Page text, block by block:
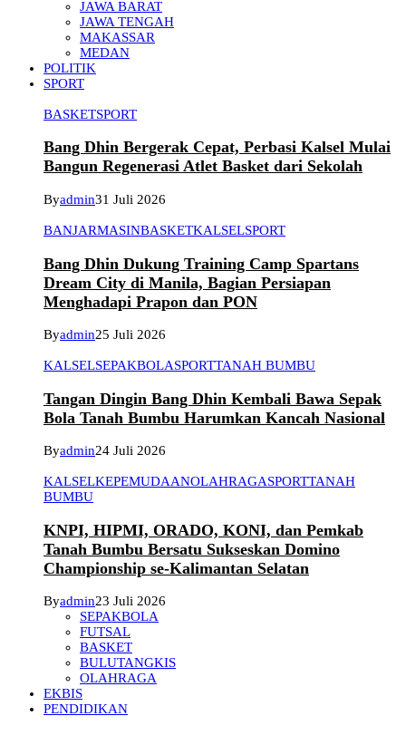
JAWA BARAT
JAWA TENGAH
MAKASSAR
MEDAN
POLITIK
SPORT
BASKETSPORT
Bang Dhin Bergerak Cepat, Perbasi Kalsel Mulai
Bangun Regenerasi Atlet Basket dari Sekolah
Byadmin31 Juli 2026
BANJARMASINBASKETKALSELSPORT
Bang Dhin Dukung Training Camp Spartans
Dream City di Manila, Bagian Persiapan
Menghadapi Prapon dan PON
Byadmin25 Juli 2026
KALSELSEPAKBOLASPORTTANAH BUMBU
Tangan Dingin Bang Dhin Kembali Bawa Sepak
Bola Tanah Bumbu Harumkan Kancah Nasional
Byadmin24 Juli 2026
KALSELKEPEMUDAANOLAHRAGASPORTTANAH
BUMBU
KNPI, HIPMI, ORADO, KONI, dan Pemkab
Tanah Bumbu Bersatu Sukseskan Domino
Championship se-Kalimantan Selatan
Byadmin23 Juli 2026
SEPAKBOLA
FUTSAL
BASKET
BULUTANGKIS
OLAHRAGA
EKBIS
PENDIDIKAN